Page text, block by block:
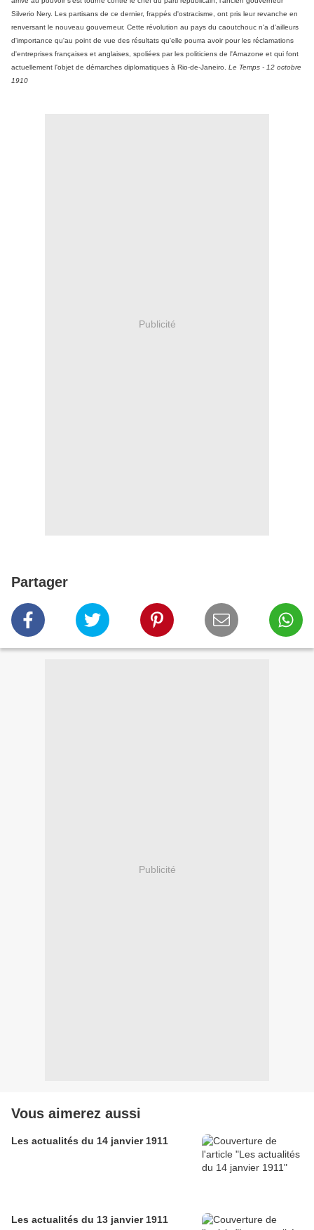
Silverio Nery. Les partisans de ce dernier, frappés d'ostracisme, ont pris leur revanche en
renversant le nouveau gouverneur. Cette révolution au pays du caoutchouc n'a d'ailleurs
d'importance qu'au point de vue des résultats qu'elle pourra avoir pour les réclamations
d'entreprises françaises et anglaises, spoliées par les politiciens de l'Amazone et qui font
actuellement l'objet de démarches diplomatiques à Rio-de-Janeiro.
Le Temps - 12 octobre
1910
Publicité
Partager
Publicité
Vous aimerez aussi
Les actualités du 14 janvier 1911
Les actualités du 13 janvier 1911